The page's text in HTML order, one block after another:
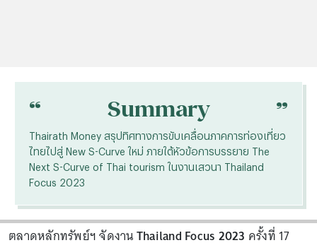
“ Summary “
Thairath Money สรุปทิศทางการขับเคลื่อนภาคการท่องเที่ยว
ไทยไปสู่ New S-Curve ใหม่ ภายใต้หัวข้อการบรรยาย The
Next S-Curve of Thai tourism ในงานเสวนา Thailand
Focus 2023
ตลาดหลักทรัพย์ฯ จัดงานThailand Focus 2023 ครั้งที่ 17